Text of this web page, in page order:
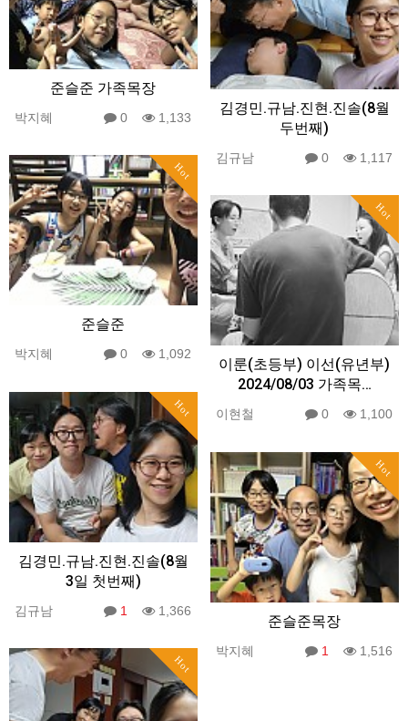
준슬준 가족목장
박지혜 0 1,133
김경민.규남.진현.진솔(8월
두번째)
김규남 0 1,117
Hot
준슬준
박지혜 0 1,092
Hot
이룬(초등부) 이선(유년부)
2024/08/03 가족목…
이현철 0 1,100
Hot
김경민.규남.진현.진솔(8월
3일 첫번째)
김규남 1 1,366
Hot
준슬준목장
박지혜 1 1,516
Hot